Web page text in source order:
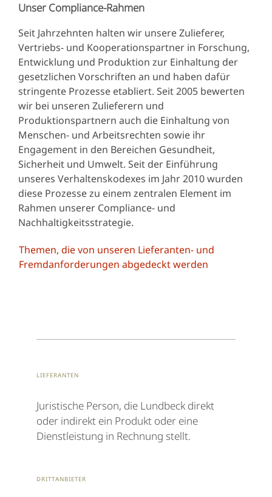
Unser Compliance-Rahmen
Seit Jahrzehnten halten wir unsere Zulieferer,
Vertriebs- und Kooperationspartner in Forschung,
Entwicklung und Produktion zur Einhaltung der
gesetzlichen Vorschriften an und haben dafür
stringente Prozesse etabliert. Seit 2005 bewerten
wir bei unseren Zulieferern und
Produktionspartnern auch die Einhaltung von
Menschen- und Arbeitsrechten sowie ihr
Engagement in den Bereichen Gesundheit,
Sicherheit und Umwelt. Seit der Einführung
unseres Verhaltenskodexes im Jahr 2010 wurden
diese Prozesse zu einem zentralen Element im
Rahmen unserer Compliance- und
Nachhaltigkeitsstrategie.
Themen, die von unseren Lieferanten- und
Fremdanforderungen abgedeckt werden
Lieferanten
Juristische Person, die Lundbeck direkt
oder indirekt ein Produkt oder eine
Dienstleistung in Rechnung stellt.
Drittanbieter